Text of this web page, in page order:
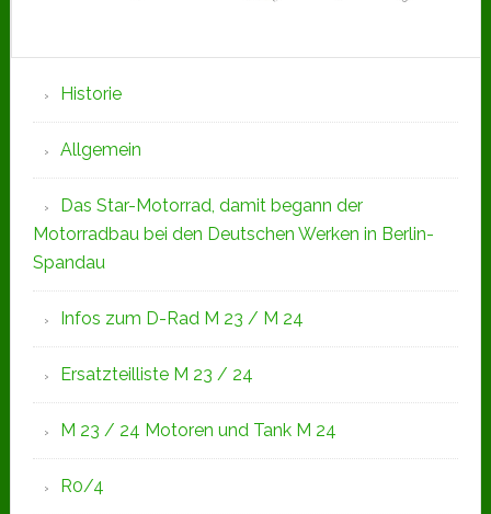
Seitenspalte
Historie
Allgemein
Das Star-Motorrad, damit begann der
Motorradbau bei den Deutschen Werken in Berlin-
Spandau
Infos zum D-Rad M 23 / M 24
Ersatzteilliste M 23 / 24
M 23 / 24 Motoren und Tank M 24
R0/4